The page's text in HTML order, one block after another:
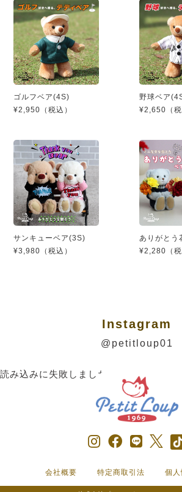
ゴルフベア(4S)
¥2,950（税込）
野球ベア
¥2,650（税
サンキューベア(3S)
¥3,980（税込）
ありがとう
¥2,280（税
Instagram
@petitloup01
読み込みに失敗しました。
会社概要 特定商取引法 個